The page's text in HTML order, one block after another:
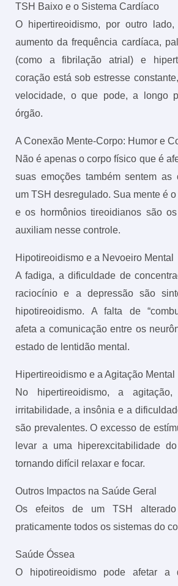
TSH Baixo e o Sistema Cardíaco
O hipertireoidismo, por outro
aumento da frequência cardíaca,
(como a fibrilação atrial) e
coração está sob estresse
velocidade, o que pode, a longo
órgão.
A Conexão Mente-Corpo: Humor e
Não é apenas o corpo físico que é
suas emoções também sentem as
um TSH desregulado. Sua mente é
e os hormônios tireoidianos são
auxiliam nesse controle.
Hipotireoidismo e a Nevoeiro Mental
A fadiga, a dificuldade de
raciocínio e a depressão são
hipotireoidismo. A falta de
afeta a comunicação entre os
estado de lentidão mental.
Hipertireoidismo e a Agitação Mental
No hipertireoidismo, a
irritabilidade, a insônia e a
são prevalentes. O excesso de
levar a uma hiperexcitabilidade
tornando difícil relaxar e focar.
Outros Impactos na Saúde Geral
Os efeitos de um TSH
praticamente todos os sistemas do
Saúde Óssea
O hipotireoidismo pode afetar a